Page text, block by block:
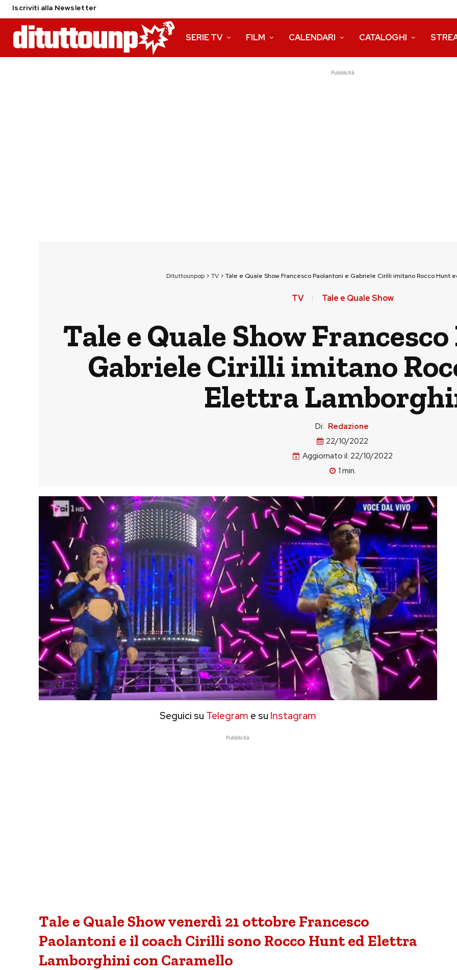
Iscriviti alla Newsletter
SERIE TV FILM CALENDARI CATALOGHI
Pubblicità
Dituttounpop> TV> Tale e Quale Show Francesco Paolantoni e Gabriele Cirilli imitano Rocco Hunt
TV Tale e Quale Show
Tale e Quale Show
Gabriele Cirilli imitano
Elettra
Di: Redazione
22/10/2022
Aggiornato il: 22/10/2022
1 min.
Seguici su Telegram e su Instagram
Pubblicità
Tale e Quale Show venerdì 21 ottobre Francesco
Paolantoni e il coach Cirilli sono Rocco Hunt ed Elettra
Lamborghini con Caramello